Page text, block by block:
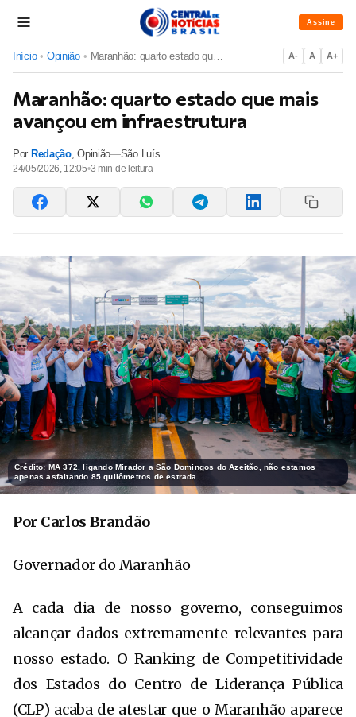
Assine
Início • Opinião • Maranhão: quarto estado que mais avançou em infraestrutura A- A A+
Maranhão: quarto estado que mais
avançou em infraestrutura
Por Redação,Opinião—São Luís
24/05/2026, 12:05•3 min de leitura
Crédito: MA 372, ligando Mirador a São Domingos do Azeitão, não estamos
apenas asfaltando 85 quilômetros de estrada.
Por Carlos Brandão
Governador do Maranhão
A cada dia de nosso governo, conseguimos
alcançar dados extremamente relevantes para
nosso estado. O Ranking de Competitividade
dos Estados do Centro de Liderança Pública
(CLP) acaba de atestar que o Maranhão aparece